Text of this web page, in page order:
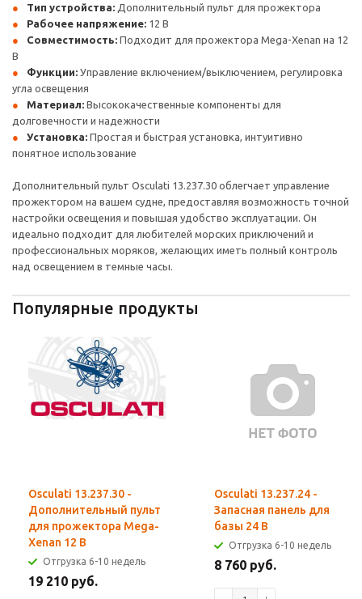
Тип устройства: Дополнительный пульт для прожектора
Рабочее напряжение: 12 В
Совместимость: Подходит для прожектора Mega-Xenan на 12
В
Функции: Управление включением/выключением, регулировка
угла освещения
Материал: Высококачественные компоненты для
долговечности и надежности
Установка: Простая и быстрая установка, интуитивно
понятное использование
Дополнительный пульт Osculati 13.237.30 облегчает управление
прожектором на вашем судне, предоставляя возможность точной
настройки освещения и повышая удобство эксплуатации. Он
идеально подходит для любителей морских приключений и
профессиональных моряков, желающих иметь полный контроль
над освещением в темные часы.
Популярные продукты
Osculati 13.237.30 -
Дополнительный пульт
для прожектора Mega-
Xenan 12 В
Отгрузка 6-10 недель
19 210 руб.
Osculati 13.237.24 -
Запасная панель для
базы 24 В
Отгрузка 6-10 недель
8 760 руб.